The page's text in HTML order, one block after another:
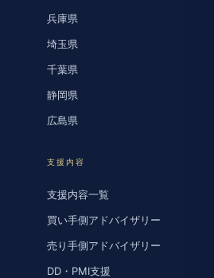
兵庫県
埼玉県
千葉県
静岡県
広島県
支援内容
支援内容一覧
買い手側アドバイザリー
売り手側アドバイザリー
DD・PMI支援